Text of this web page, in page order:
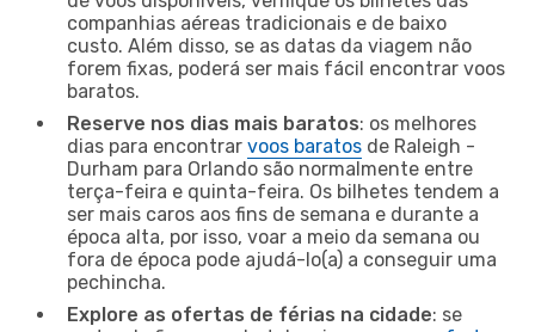
companhias aéreas tradicionais e de baixo
custo. Além disso, se as datas da viagem não
forem fixas, poderá ser mais fácil encontrar voos
baratos.
Reserve nos dias mais baratos: os melhores
dias para encontrar voos baratos de Raleigh -
Durham para Orlando são normalmente entre
terça-feira e quinta-feira. Os bilhetes tendem a
ser mais caros aos fins de semana e durante a
época alta, por isso, voar a meio da semana ou
fora de época pode ajudá-lo(a) a conseguir uma
pechincha.
Explore as ofertas de férias na cidade: se